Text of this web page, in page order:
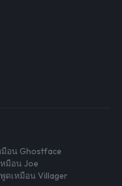
อน Ghostface
มือน Joe
พูดเหมือน Villager